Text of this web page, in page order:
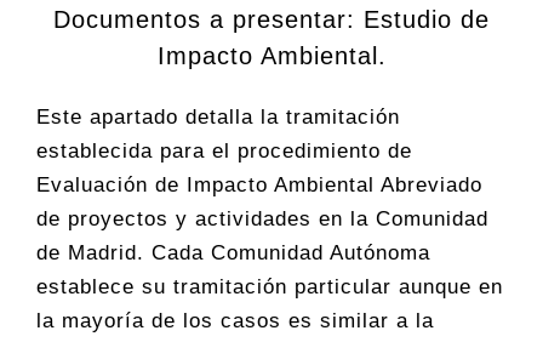
Documentos a presentar: Estudio de
Impacto Ambiental.
Este apartado detalla la tramitación
establecida para el procedimiento de
Evaluación de Impacto Ambiental Abreviado
de proyectos y actividades en la Comunidad
de Madrid. Cada Comunidad Autónoma
establece su tramitación particular aunque en
la mayoría de los casos es similar a la